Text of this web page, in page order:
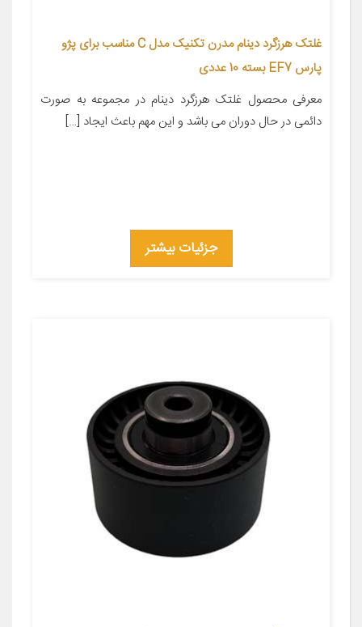
غلتک هرزگرد دینام مدرن تکنیک مدل C مناسب برای پژو
پارس EF7 بسته 10 عددی
معرفی محصول غلتک هرزگرد دینام در مجموعه به صورت
دائمی در حال دوران می باشد و این مهم باعث ایجاد […]
جزئیات بیشتر